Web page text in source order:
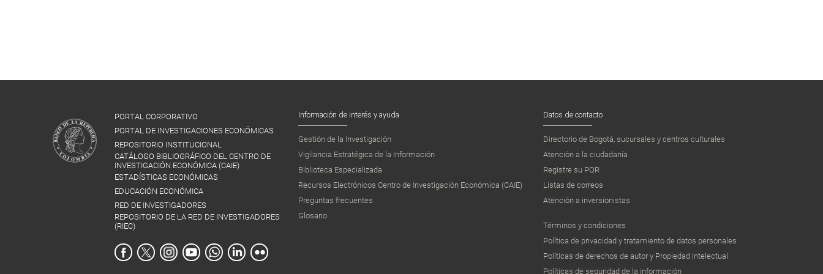
PORTAL CORPORATIVO
PORTAL DE INVESTIGACIONES ECONÓMICAS
REPOSITORIO INSTITUCIONAL
CATÁLOGO BIBLIOGRÁFICO DEL CENTRO DE
INVESTIGACIÓN ECONÓMICA (CAIE)
ESTADÍSTICAS ECONÓMICAS
EDUCACIÓN ECONÓMICA
RED DE INVESTIGADORES
REPOSITORIO DE LA RED DE INVESTIGADORES
(RIEC)
Información de interés y ayuda
Gestión de la Investigación
Vigilancia Estratégica de la Información
Biblioteca Especializada
Recursos Electrónicos Centro de Investigación Económica (CAIE)
Preguntas frecuentes
Glosario
Datos de contacto
Directorio de Bogotá, sucursales y centros culturales
Atención a la ciudadanía
Registre su PQR
Listas de correos
Atención a inversionistas
Términos y condiciones
Política de privacidad y tratamiento de datos personales
Políticas de derechos de autor y Propiedad intelectual
Políticas de seguridad de la información